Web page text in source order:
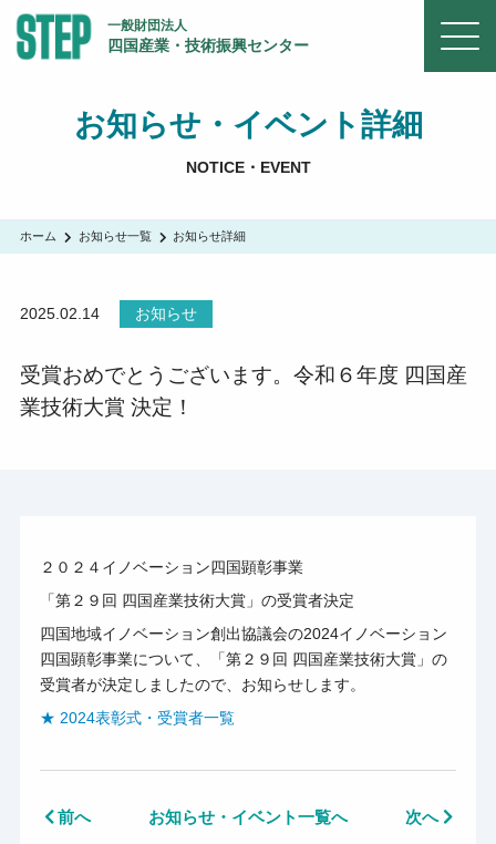
一般財団法人
四国産業・技術振興センター
お知らせ・イベント詳細
NOTICE・EVENT
ホーム お知らせ一覧 お知らせ詳細
2025.02.14 お知らせ
受賞おめでとうございます。令和６年度 四国産
業技術大賞 決定！
２０２４イノベーション四国顕彰事業
「第２９回 四国産業技術大賞」の受賞者決定
四国地域イノベーション創出協議会の2024イノベーション
四国顕彰事業について、「第２９回 四国産業技術大賞」の
受賞者が決定しましたので、お知らせします。
★ 2024表彰式・受賞者一覧
前へ お知らせ・イベント一覧へ 次へ